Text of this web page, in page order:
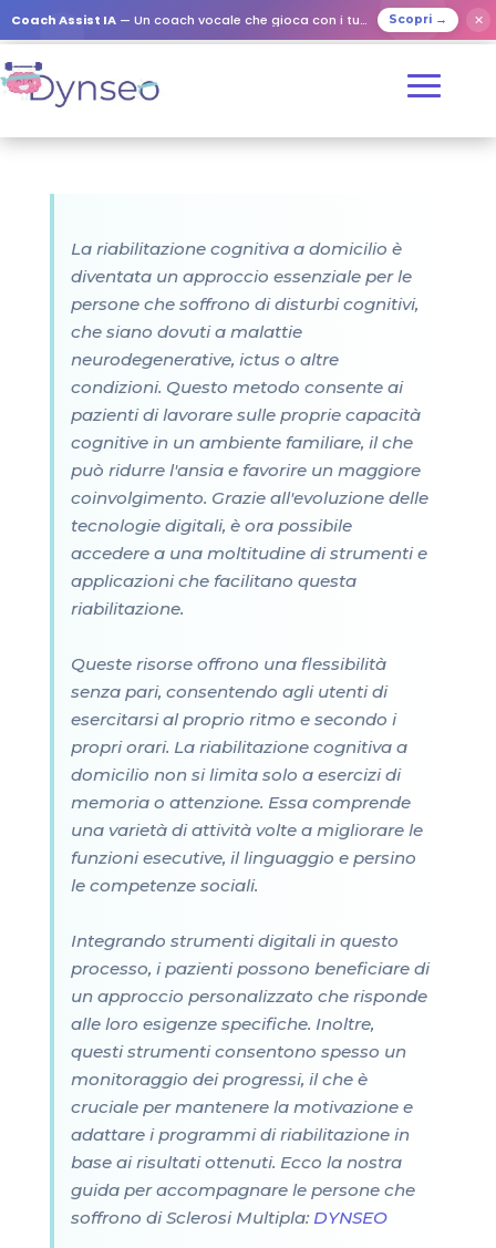
Coach Assist IA — Un coach vocale che gioca con i tuoi cari Scopri → ✕
La riabilitazione cognitiva a domicilio è
diventata un approccio essenziale per le
persone che soffrono di disturbi cognitivi,
che siano dovuti a malattie
neurodegenerative, ictus o altre
condizioni. Questo metodo consente ai
pazienti di lavorare sulle proprie capacità
cognitive in un ambiente familiare, il che
può ridurre l'ansia e favorire un maggiore
coinvolgimento. Grazie all'evoluzione delle
tecnologie digitali, è ora possibile
accedere a una moltitudine di strumenti e
applicazioni che facilitano questa
riabilitazione.
Queste risorse offrono una flessibilità
senza pari, consentendo agli utenti di
esercitarsi al proprio ritmo e secondo i
propri orari. La riabilitazione cognitiva a
domicilio non si limita solo a esercizi di
memoria o attenzione. Essa comprende
una varietà di attività volte a migliorare le
funzioni esecutive, il linguaggio e persino
le competenze sociali.
Integrando strumenti digitali in questo
processo, i pazienti possono beneficiare di
un approccio personalizzato che risponde
alle loro esigenze specifiche. Inoltre,
questi strumenti consentono spesso un
monitoraggio dei progressi, il che è
cruciale per mantenere la motivazione e
adattare i programmi di riabilitazione in
base ai risultati ottenuti. Ecco la nostra
guida per accompagnare le persone che
soffrono di Sclerosi Multipla: DYNSEO